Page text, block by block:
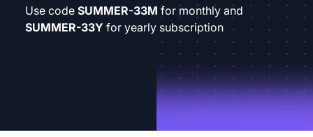
Use code SUMMER-33M for monthly and
SUMMER-33Y for yearly subscription